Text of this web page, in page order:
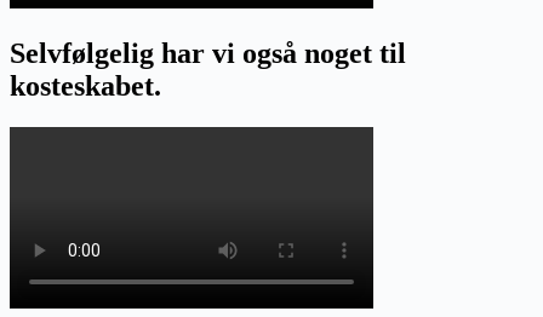
Selvfølgelig har vi også noget til
kosteskabet.